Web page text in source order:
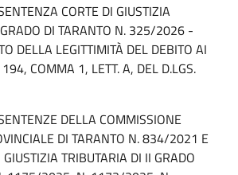
CORTE DI GIUSTIZIA
DI TARANTO N. 325/2026 -
DELLA LEGITTIMITÀ DEL DEBITO AI
COMMA 1, LETT. A, DEL D.LGS.
DELLA COMMISSIONE
DI TARANTO N. 834/2021 E
TRIBUTARIA DI II GRADO